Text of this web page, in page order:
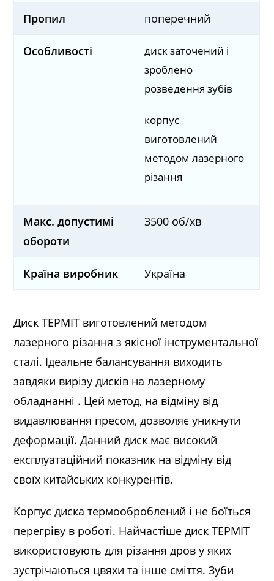
Пропил поперечний
Особливості
диск заточений і
зроблено
розведення зубів
корпус
виготовлений
методом лазерного
різання
Макс. допустимі
обороти
3500 об/хв
Країна виробник Україна
Диск ТЕРМІТ виготовлений методом
лазерного різання з якісної інструментальної
сталі. Ідеальне балансування виходить
завдяки вирізу дисків на лазерному
обладнанні . Цей метод, на відміну від
видавлювання пресом, дозволяє уникнути
деформації. Данний диск має високий
експлуатаційний показник на відміну від
своїх китайських конкурентів.
Корпус диска термооброблений і не боїться
перегріву в роботі. Найчастіше диск ТЕРМІТ
використовують для різання дров у яких
зустрічаються цвяхи та інше сміття. Зуби